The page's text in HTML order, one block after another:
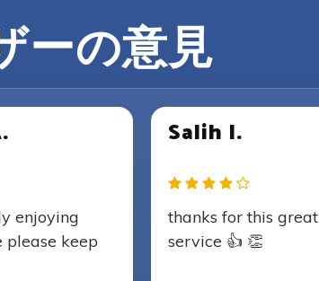
ーの意見
enjoying
please keep
Salih I.
thanks for this great
service 👍 👏